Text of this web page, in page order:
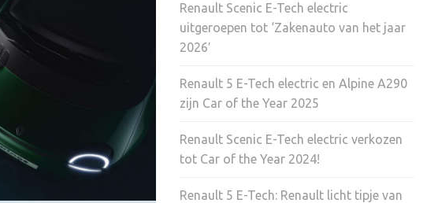
Renault Scenic E-Tech electric
uitgeroepen tot ‘Zakenauto van het jaar
2026′
Renault 5 E-Tech electric en Alpine A290
zijn Car of the Year 2025
Renault Scenic E-Tech electric verkozen
tot Car of the Year 2024!
Renault 5 E-Tech: Renault licht tipje van